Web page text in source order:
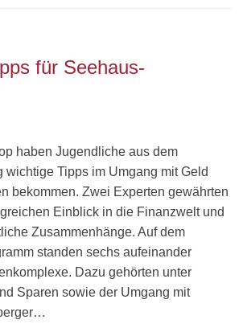
für Seehaus-
haben Jugendliche aus dem
wichtige Tipps im Umgang mit Geld
bekommen. Zwei Experten gewährten
Einblick in die Finanzwelt und
Zusammenhänge. Auf dem
standen sechs aufeinander
Dazu gehörten unter
Sparen sowie der Umgang mit